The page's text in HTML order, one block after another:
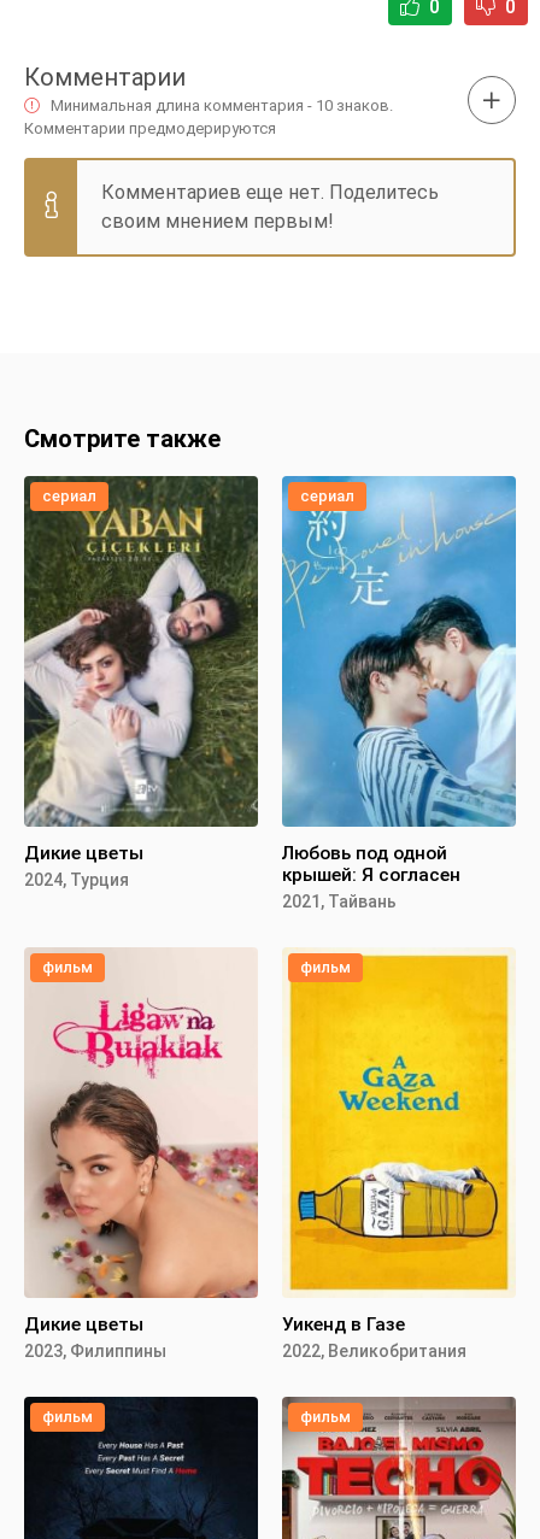
0 0
Комментарии
Минимальная длина комментария - 10 знаков.
Комментарии предмодерируются
Комментариев еще нет. Поделитесь
своим мнением первым!
Смотрите также
сериал
Дикие цветы
2024, Турция
сериал
Любовь под одной
крышей: Я согласен
2021, Тайвань
фильм
Дикие цветы
2023, Филиппины
фильм
Уикенд в Газе
2022, Великобритания
фильм фильм